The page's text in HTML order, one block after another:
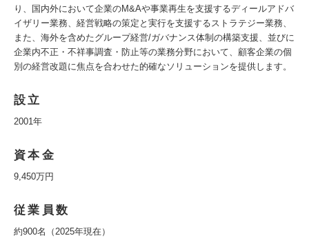
り、国内外において企業のM&Aや事業再生を支援するディールアドバ
イザリー業務、経営戦略の策定と実行を支援するストラテジー業務、
また、海外を含めたグループ経営/ガバナンス体制の構築支援、並びに
企業内不正・不祥事調査・防止等の業務分野において、顧客企業の個
別の経営改題に焦点を合わせた的確なソリューションを提供します。
設立
2001年
資本金
9,450万円
従業員数
約900名（2025年現在）